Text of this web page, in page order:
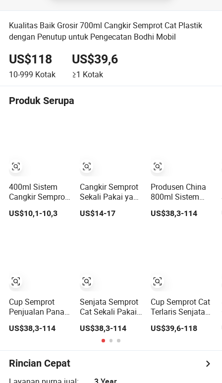
Kualitas Baik Grosir 700ml Cangkir Semprot Cat Plastik
dengan Penutup untuk Pengecatan Bodhi Mobil
US$118
10-999 Kotak
US$39,6
≥1 Kotak
Produk Serupa
400ml Sistem
Cangkir Semprot
Cangkir Pelapis
Cat Mobil Sekali
US$10,1-10,3
Cup Semprot
Penjualan Panas
untuk
Mobil, Gelas
Campur Sekali
US$38,3-114
Cangkir Semprot
Sekali Pakai yang
Praktis untuk
Sistem
US$14-17
Senjata Semprot
Cat Sekali Pakai
800ml Cangkir
US$38,3-114
Produsen China
800ml Sistem
Cangkir Cat
Plastik dengan
US$38,3-114
Cup Semprot Cat
Terlaris Senjata
600ml Cup
US$39,6-118
Rincian Cepat